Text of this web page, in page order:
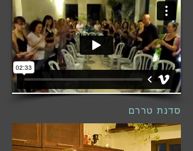
סדנת טררם